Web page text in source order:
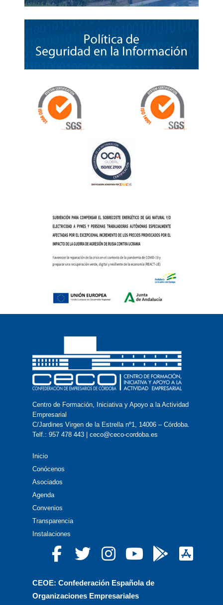
Centro de Formación, Iniciativa y Apoyo a la Actividad
Empresarial
C/Jardines Virgen de la Estrella nº1, 14006 – Córdoba.
Telf.: 957 478 443 | ceco@ceco-cordoba.es
Inicio
Conócenos
Asociados
Agenda
Convenios
Transparencia
Instalaciones
CEOE: Confederación Española de
Organizaciones Empresariales